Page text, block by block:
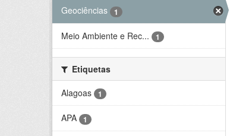
Geociências
1
Meio Ambiente e Rec... 1
Etiquetas
Alagoas
1
APA 1